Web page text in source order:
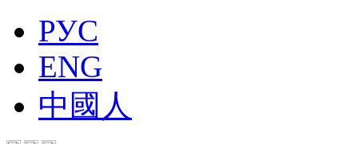
РУС
ENG
中國人